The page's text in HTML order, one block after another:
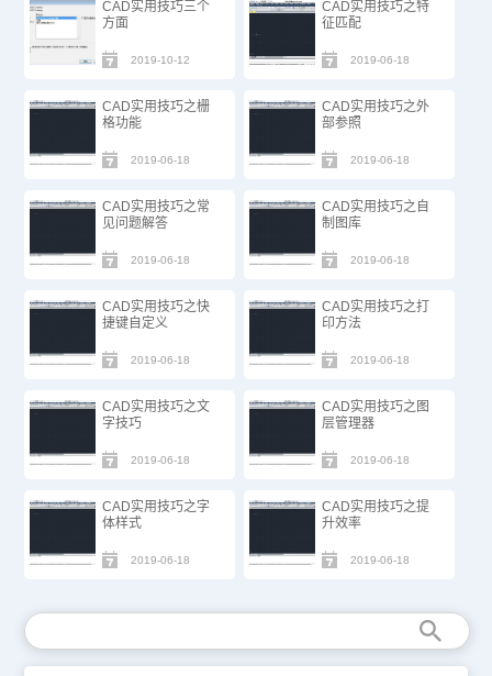
CAD实用技巧三个
方面
2019-10-12
CAD实用技巧之特
征匹配
2019-06-18
CAD实用技巧之栅
格功能
2019-06-18
CAD实用技巧之外
部参照
2019-06-18
CAD实用技巧之常
见问题解答
2019-06-18
CAD实用技巧之自
制图库
2019-06-18
CAD实用技巧之快
捷键自定义
2019-06-18
CAD实用技巧之打
印方法
2019-06-18
CAD实用技巧之文
字技巧
2019-06-18
CAD实用技巧之图
层管理器
2019-06-18
CAD实用技巧之字
体样式
2019-06-18
CAD实用技巧之提
升效率
2019-06-18